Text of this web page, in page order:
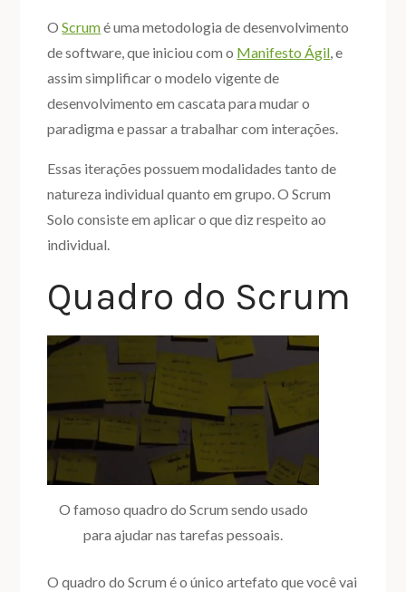
OScrumé uma metodologia de desenvolvimento
de software, que iniciou com o Manifesto Ágil, e
assim simplificar o modelo vigente de
desenvolvimento em cascata para mudar o
paradigma e passar a trabalhar com interações.
Essas iterações possuem modalidades tanto de
natureza individual quanto em grupo. O Scrum
Solo consiste em aplicar o que diz respeito ao
individual.
Quadro do Scrum
O famoso quadro do Scrum sendo usado
para ajudar nas tarefas pessoais.
O quadro do Scrum é o único artefato que você vai